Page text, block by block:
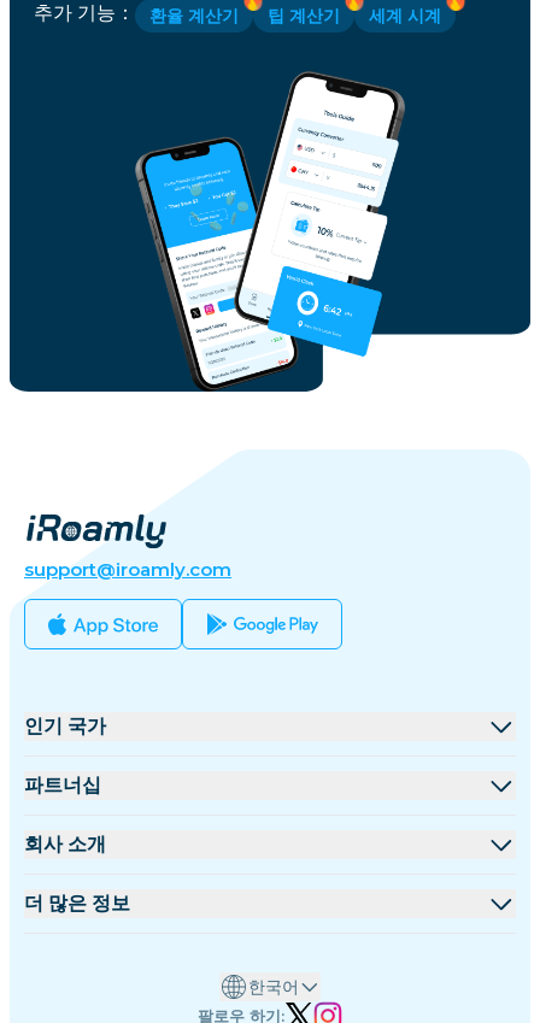
추가 기능 ： 환율 계산기 팁 계산기 세계 시계
support@iroamly.com
인기 국가
미국
프랑스
파트너십
도매 플랫폼
회사 소개
iRoamly 소개
더 많은 정보
한국어
팔로우 하기: